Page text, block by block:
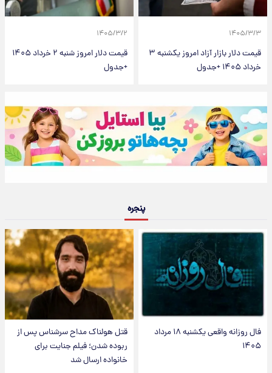
۱۴۰۵/۳/۳
قیمت دلار بازار آزاد امروز یکشنبه ۳
خرداد ۱۴۰۵ +جدول
۱۴۰۵/۳/۲
قیمت دلار امروز شنبه ۲ خرداد ۱۴۰۵
+جدول
پنجره
فال روزانه واقعی یکشنبه ۱۸ مرداد
۱۴۰۵
قتل هولناک مداح سرشناس پس از
ربوده شدن؛ فیلم جنایت برای
خانواده ارسال شد